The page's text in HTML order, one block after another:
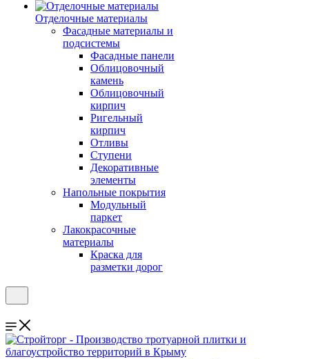
Отделочные материалы
Фасадные материалы и
подсистемы
Фасадные панели
Облицовочный
камень
Облицовочный
кирпич
Ригельный
кирпич
Отливы
Ступени
Декоративные
элементы
Напольные покрытия
Модульный
паркет
Лакокрасочные
материалы
Краска для
разметки дорог